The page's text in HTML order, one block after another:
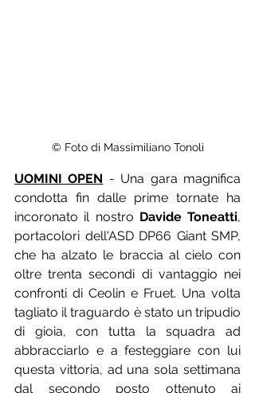
© Foto di Massimiliano Tonoli
UOMINI OPEN - Una gara magnifica
condotta fin dalle prime tornate ha
incoronato il nostro Davide Toneatti,
portacolori dell'ASD DP66 Giant SMP,
che ha alzato le braccia al cielo con
oltre trenta secondi di vantaggio nei
confronti di Ceolin e Fruet. Una volta
tagliato il traguardo è stato un tripudio
di gioia, con tutta la squadra ad
abbracciarlo e a festeggiare con lui
questa vittoria, ad una sola settimana
dal secondo posto ottenuto ai